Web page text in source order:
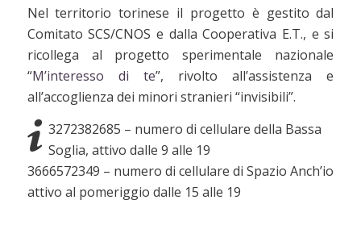
Nel territorio torinese il progetto è gestito dal
Comitato SCS/CNOS e dalla Cooperativa E.T., e si
ricollega al progetto sperimentale nazionale
“M’interesso di te”, rivolto all’assistenza e
all’accoglienza dei minori stranieri “invisibili”.
3272382685 – numero di cellulare della Bassa
Soglia, attivo dalle 9 alle 19
3666572349 – numero di cellulare di Spazio Anch’io
attivo al pomeriggio dalle 15 alle 19